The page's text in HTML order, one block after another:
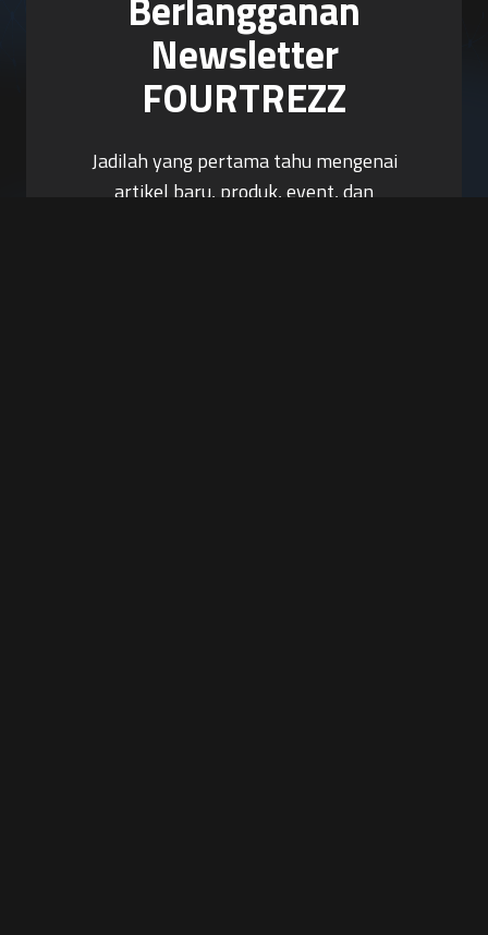
Newsletter
FOURTREZZ
Jadilah yang pertama tahu mengenai
artikel baru, produk, event, dan